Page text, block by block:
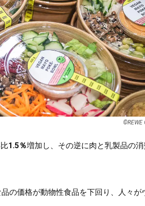
©REWE
1.5％増加し、その逆に肉と乳製品の
の価格が動物性食品を下回り、人々が